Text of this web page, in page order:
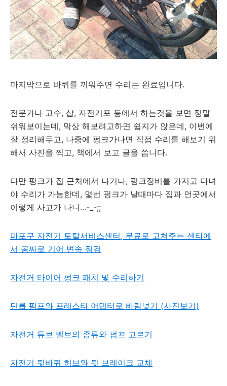
마지막으로 바퀴를 끼워주면 수리는 완료입니다.
전문가나 고수, 샵, 자전거포 등에서 하는것을 보면 정말
쉬워보이는데, 막상 해보려고하면 쉽지가 않은데, 이번에
잘 정리해두고, 나중에 펑크가나면 직접 수리를 해보기 위
해서 사진을 찍고, 책에서 보고 글을 씁니다.
다만 펑크가 집 근처에서 나거나, 펑크장비를 가지고 다녀
야 수리가 가능한데, 몇번 펑크가 날때마다 집과 먼곳에서
이렇게 사고가 나니...-_-;;
마포구 자전거 토탈서비스센터, 무료로 고쳐주는 센타에
서 공짜로 기어 변속 점검
자전거 타이어 펑크 패치 및 수리하기
던롭 펌프와 프레스타 어댑터로 바람넣기 (사진보기)
자전거 튜브 벨브의 종류와 펌프 고르기
자전거 뒷바퀴 허브와 뒷 브레이크 교체